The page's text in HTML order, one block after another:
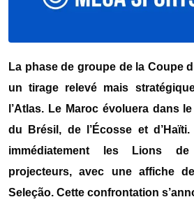
La phase de groupe de la Coupe
un tirage relevé mais
l’Atlas. Le Marocévoluera dans
du
Brésil , de l’Écosse et d’Haïti.
immédiatement les Lions
projecteurs, avec une affiche
Seleção. Cette confrontation